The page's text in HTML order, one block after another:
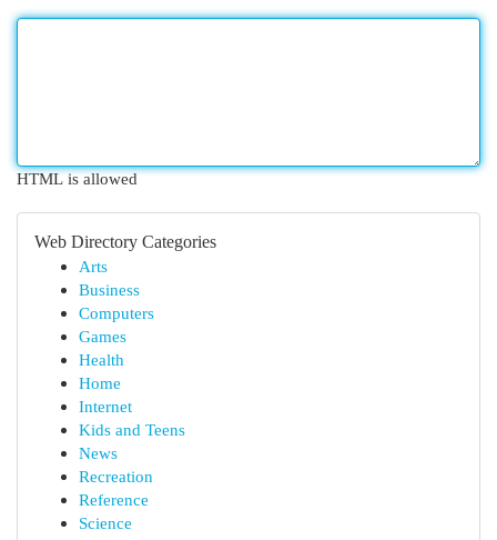
HTML is allowed
Web Directory Categories
Arts
Business
Computers
Games
Health
Home
Internet
Kids and Teens
News
Recreation
Reference
Science